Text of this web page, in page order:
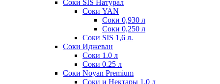
Соки SIS Натурал
Соки YAN
Соки 0,930 л
Соки 0,250 л
Соки SIS 1,6 л.
Соки Иджеван
Соки 1.0 л
Соки 0.25 л
Соки Noyan Premium
Соки и Нектары 1,0 л